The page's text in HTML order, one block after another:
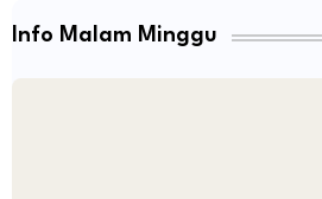
Info Malam Minggu